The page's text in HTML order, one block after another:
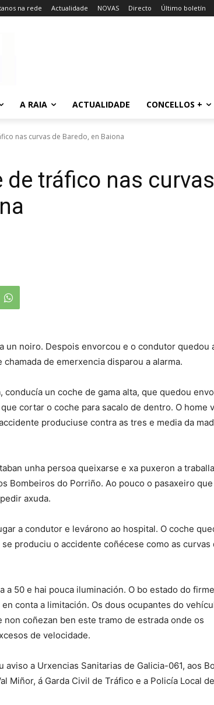
na rede Actualidade NOVAS Directo Último boletín
A RAIA ACTUALIDADE CONCELLOS +
nas curvas de Baredo, en Baiona
de tráfico nas
un noiro. Despois envorcou e o condutor quedou
de emerxencia disparou a alarma.
un coche de gama alta, que quedou
cortar o coche para sacalo de dentro. O home
produciuse contra as tres e media da
unha persoa queixarse e xa puxeron a
Bombeiros do Porriño. Ao pouco o pasaxeiro
axuda.
a condutor e levárono ao hospital. O coche
produciu o accidente coñécese como as curvas
a 50 e hai pouca iluminación. O bo estado do
conta a limitación. Os dous ocupantes do
coñezan ben este tramo de estrada onde os
de velocidade.
aviso a Urxencias Sanitarias de Galicia-061, aos
Miñor, á Garda Civil de Tráfico e a Policía Local